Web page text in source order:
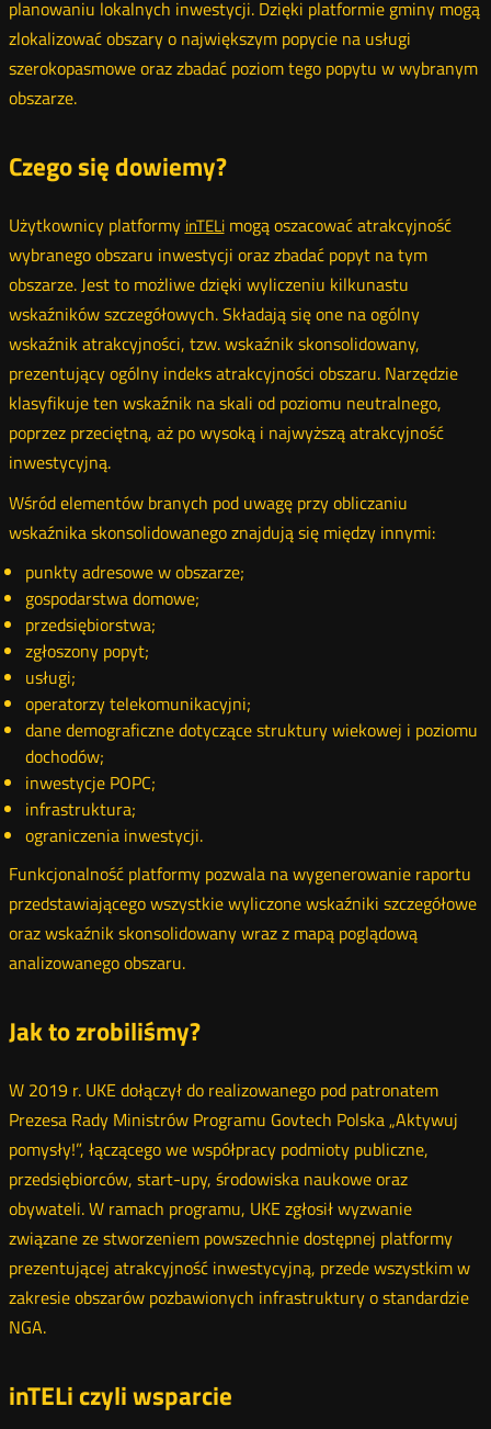
planowaniu lokalnych inwestycji. Dzięki platformie gminy mogą
zlokalizować obszary o największym popycie na usługi
szerokopasmowe oraz zbadać poziom tego popytu w wybranym
obszarze.
Czego się dowiemy?
Użytkownicy platformy inTELimogą oszacować atrakcyjność
wybranego obszaru inwestycji oraz zbadać popyt na tym
obszarze. Jest to możliwe dzięki wyliczeniu kilkunastu
wskaźników szczegółowych. Składają się one na ogólny
wskaźnik atrakcyjności, tzw. wskaźnik skonsolidowany,
prezentujący ogólny indeks atrakcyjności obszaru. Narzędzie
klasyfikuje ten wskaźnik na skali od poziomu neutralnego,
poprzez przeciętną, aż po wysoką i najwyższą atrakcyjność
inwestycyjną.
Wśród elementów branych pod uwagę przy obliczaniu
wskaźnika skonsolidowanego znajdują się między innymi:
punkty adresowe w obszarze;
gospodarstwa domowe;
przedsiębiorstwa;
zgłoszony popyt;
usługi;
operatorzy telekomunikacyjni;
dane demograficzne dotyczące struktury wiekowej i poziomu
dochodów;
inwestycje POPC;
infrastruktura;
ograniczenia inwestycji.
Funkcjonalność platformy pozwala na wygenerowanie raportu
przedstawiającego wszystkie wyliczone wskaźniki szczegółowe
oraz wskaźnik skonsolidowany wraz z mapą poglądową
analizowanego obszaru.
Jak to zrobiliśmy?
W 2019 r. UKE dołączył do realizowanego pod patronatem
Prezesa Rady Ministrów Programu Govtech Polska „Aktywuj
pomysły!”, łączącego we współpracy podmioty publiczne,
przedsiębiorców, start-upy, środowiska naukowe oraz
obywateli. W ramach programu, UKE zgłosił wyzwanie
związane ze stworzeniem powszechnie dostępnej platformy
prezentującej atrakcyjność inwestycyjną, przede wszystkim w
zakresie obszarów pozbawionych infrastruktury o standardzie
NGA.
inTELi czyli wsparcie